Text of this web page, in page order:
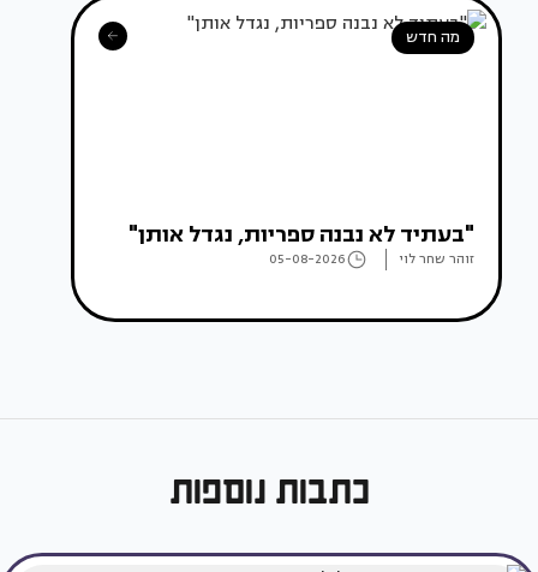
מה חדש
"בעתיד לא נבנה ספריות, נגדל אותן"
זוהר שחר לוי 05-08-2026
כתבות נוספות